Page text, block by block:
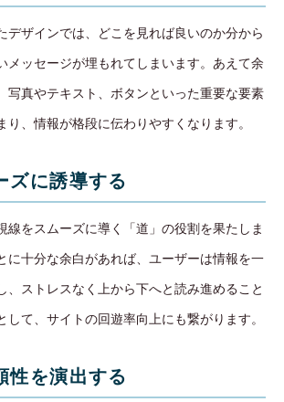
デザインでは、どこを見れば良いのか分から
メッセージが埋もれてしまいます。あえて余
写真やテキスト、ボタンといった重要な要素
り、情報が格段に伝わりやすくなります。
ズに誘導する
線をスムーズに導く「道」の役割を果たしま
に十分な余白があれば、ユーザーは情報を一
、ストレスなく上から下へと読み進めること
して、サイトの回遊率向上にも繋がります。
性を演出する